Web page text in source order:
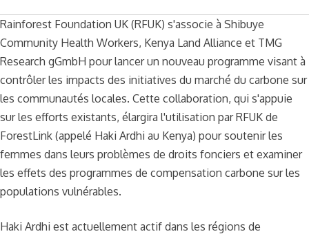
Rainforest Foundation UK (RFUK) s'associe à Shibuye
Community Health Workers, Kenya Land Alliance et TMG
Research gGmbH pour lancer un nouveau programme visant à
contrôler les impacts des initiatives du marché du carbone sur
les communautés locales. Cette collaboration, qui s'appuie
sur les efforts existants, élargira l'utilisation par RFUK de
ForestLink (appelé Haki Ardhi au Kenya) pour soutenir les
femmes dans leurs problèmes de droits fonciers et examiner
les effets des programmes de compensation carbone sur les
populations vulnérables.
Haki Ardhi est actuellement actif dans les régions de